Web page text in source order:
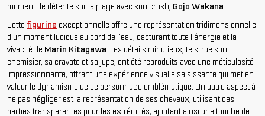
moment de détente sur la plage avec son crush, Gojo Wakana.
Cette figurine exceptionnelle offre une représentation tridimensionnelle
d'un moment ludique au bord de l'eau, capturant toute l'énergie et la
vivacité de Marin Kitagawa. Les détails minutieux, tels que son
chemisier, sa cravate et sa jupe, ont été reproduits avec une méticulosité
impressionnante, offrant une expérience visuelle saisissante qui met en
valeur le dynamisme de ce personnage emblématique. Un autre aspect à
ne pas négliger est la représentation de ses cheveux, utilisant des
parties transparentes pour les extrémités, ajoutant ainsi une touche de